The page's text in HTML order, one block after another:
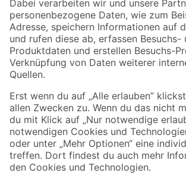
Zahlungsarten Versandarten
Sicher einkaufen
Jetzt die toom-App herunterladen